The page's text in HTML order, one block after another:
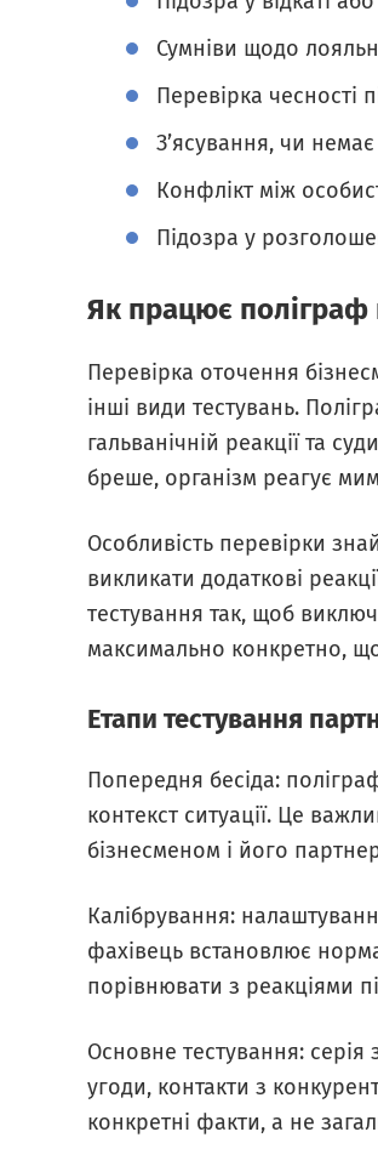
Сумніви щодо
Перевірка чесності
З’ясування, чи
Конфлікт між
Підозра у
Як працює поліграф
Перевірка оточення
інші види тестувань.
гальванічній реакції та
бреше, організм реагує
Особливість перевірки
викликати додаткові
тестування так, щоб
максимально конкретно,
Етапи тестування
Попередня бесіда:
контекст ситуації. Це
бізнесменом і його
Калібрування:
фахівець встановлює
порівнювати з реакціями
Основне тестування: серія
угоди, контакти з
конкретні факти, а не